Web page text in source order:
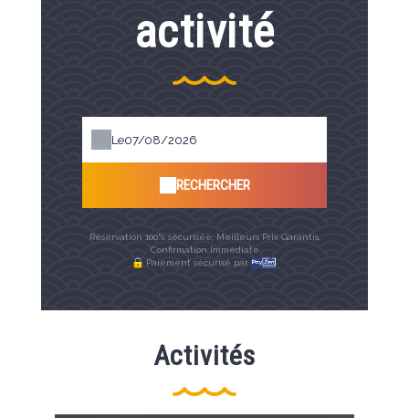
activité
Le
RECHERCHER
Réservation 100% sécurisée, Meilleurs Prix Garantis,
Confirmation Immédiate
Paiement sécurisé par
Activités